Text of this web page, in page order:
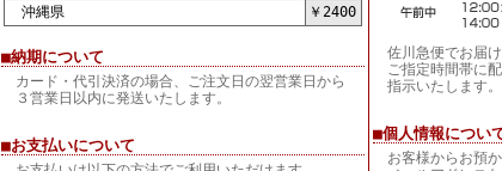
沖縄県 ￥2400
■納期について
カード・代引決済の場合、ご注文日の翌営業日から
３営業日以内に発送いたします。
■お支払いについて
佐川急便でお届け
ご指定時間帯に
指示いたします。
■個人情報につい
お客様からお預